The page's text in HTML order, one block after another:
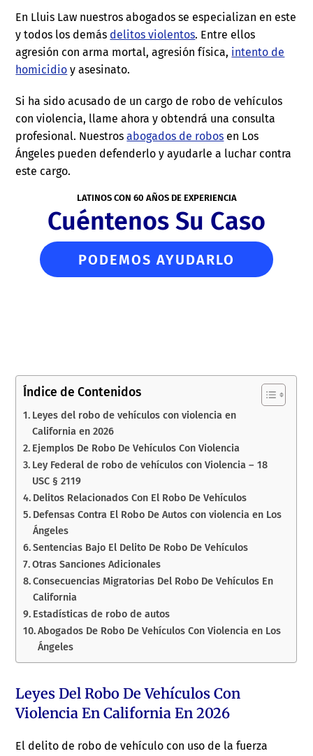
En Lluis Law nuestros abogados se especializan en este
y todos los demás delitos violentos. Entre ellos
agresión con arma mortal, agresión física, intento de
homicidio y asesinato.
Si ha sido acusado de un cargo de robo de vehículos
con violencia, llame ahora y obtendrá una consulta
profesional. Nuestrosabogados de robos en Los
Ángeles pueden defenderlo y ayudarle a luchar contra
este cargo.
LATINOS CON 60 AÑOS DE EXPERIENCIA
Cuéntenos Su Caso
PODEMOS AYUDARLO
Índice de Contenidos
Leyes del robo de vehículos con violencia en
California en 2026
Ejemplos De Robo De Vehículos Con Violencia
Ley Federal de robo de vehículos con Violencia – 18
USC § 2119
Delitos Relacionados Con El Robo De Vehículos
Defensas Contra El Robo De Autos con violencia en Los
Ángeles
Sentencias Bajo El Delito De Robo De Vehículos
Otras Sanciones Adicionales
Consecuencias Migratorias Del Robo De Vehículos En
California
Estadísticas de robo de autos
Abogados De Robo De Vehículos Con Violencia en Los
Ángeles
Leyes Del Robo De Vehículos Con
Violencia En California En 2026
El delito de robo de vehículo con uso de la fuerza